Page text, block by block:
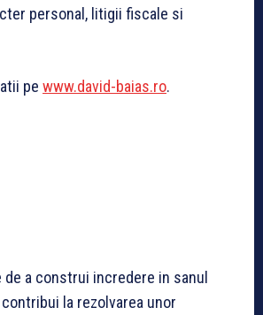
personal, litigii fiscale si
pe www.david-baias.ro.
de a construi incredere in sanul
la rezolvarea unor